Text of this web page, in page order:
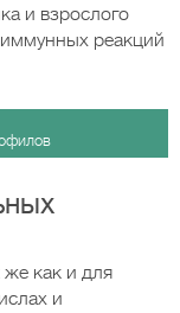
и взрослого
реакций
же как и для
и